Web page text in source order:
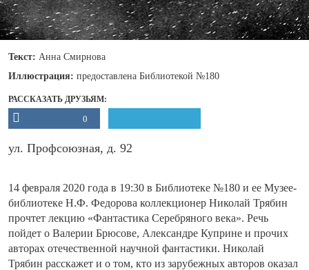
Текст: Анна Смирнова
Иллюстрация: предоставлена Библиотекой №180
РАССКАЗАТЬ ДРУЗЬЯМ:
0
ул. Профсоюзная, д. 92
14 февраля 2020 года в 19:30 в Библиотеке №180 и ее Музее-
библиотеке Н.Ф. Федорова коллекционер Николай Трябин
прочтет лекцию «Фантастика Серебряного века». Речь
пойдет о Валерии Брюсове, Александре Куприне и прочих
авторах отечественной научной фантастики. Николай
Трябин расскажет и о том, кто из зарубежных авторов оказал